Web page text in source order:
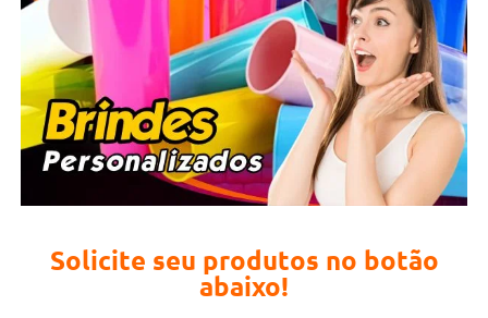
Solicite seu produtos no botão
abaixo!